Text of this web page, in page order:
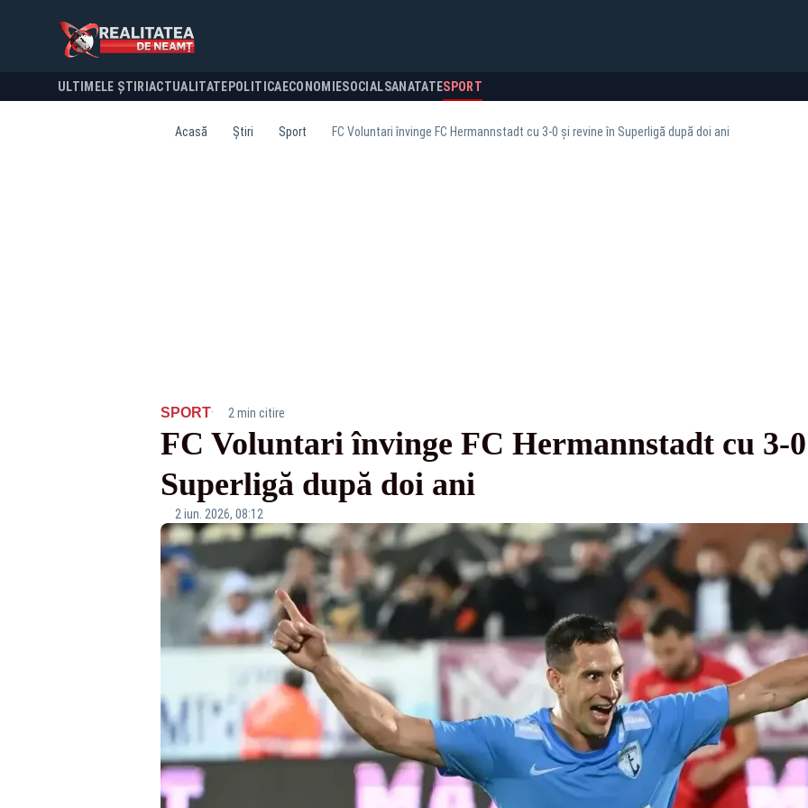
ULTIMELE ȘTIRI ACTUALITATE POLITICA ECONOMIESOCIALSANATATESPORT
Acasă Știri Sport FC Voluntari învinge FC Hermannstadt cu 3-0 şi revine în Superligă după doi ani
SPORT· 2 min citire
FC Voluntari învinge FC Hermannstadt cu 3-
Superligă după doi ani
2 iun. 2026, 08:12